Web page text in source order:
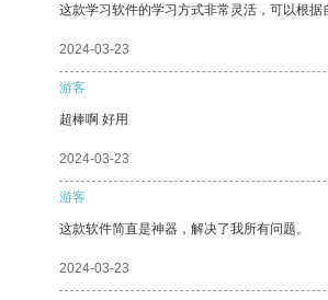
这款学习软件的学习方式非常灵活，可以根据
2024-03-23
游客
超棒啊 好用
2024-03-23
游客
这款软件简直是神器，解决了我所有问题。
2024-03-23